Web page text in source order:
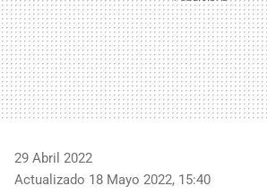
29 Abril 2022
Actualizado 18 Mayo 2022, 15:40